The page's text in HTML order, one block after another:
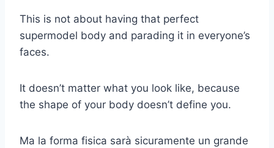
This is not about having that perfect
supermodel body and parading it in everyone’s
faces.
It doesn’t matter what you look like, because
the shape of your body doesn’t define you.
Ma la forma fisica sarà sicuramente un grande